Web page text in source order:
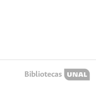
Bibliotecas